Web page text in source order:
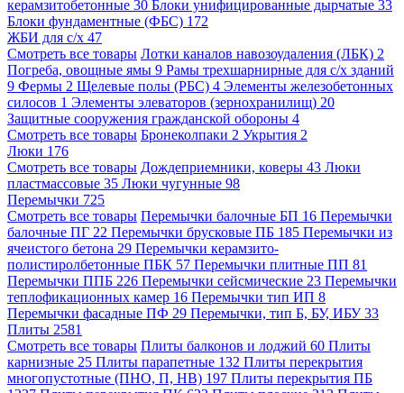
керамзитобетонные 30 Блоки унифицированные дырчатые 33
Блоки фундаментные (ФБС) 172
ЖБИ для с/х 47
Смотреть все товары Лотки каналов навозоудаления (ЛБК) 2
Погреба, овощные ямы 9 Рамы трехшарнирные для с/х зданий
9 Фермы 2 Щелевые полы (РБС) 4 Элементы железобетонных
силосов 1 Элементы элеваторов (зернохранилищ) 20
Защитные сооружения гражданской обороны 4
Смотреть все товары Бронеколпаки 2 Укрытия 2
Люки 176
Смотреть все товары Дождеприемники, коверы 43 Люки
пластмассовые 35 Люки чугунные 98
Перемычки 725
Смотреть все товары Перемычки балочные БП 16 Перемычки
балочные ПГ 22 Перемычки брусковые ПБ 185 Перемычки из
ячеистого бетона 29 Перемычки керамзито-
полистиролбетонные ПБК 57 Перемычки плитные ПП 81
Перемычки ППБ 226 Перемычки сейсмические 23 Перемычки
теплофикационных камер 16 Перемычки тип ИП 8
Перемычки фасадные ПФ 29 Перемычки, тип Б, БУ, ИБУ 33
Плиты 2581
Смотреть все товары Плиты балконов и лоджий 60 Плиты
карнизные 25 Плиты парапетные 132 Плиты перекрытия
многопустотные (ПНО, П, НВ) 197 Плиты перекрытия ПБ